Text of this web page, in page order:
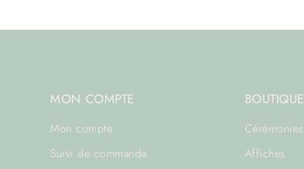
MON COMPTE
Mon compte
Suivi de commande
BOUTIQUE
Cérémonies
Affiches